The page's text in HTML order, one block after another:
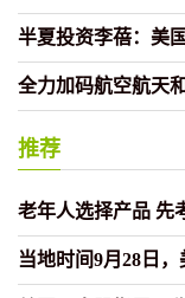
半夏投资李蓓：美
全力加码航空航天
推荐
老年人选择产品 先
当地时间9月28日